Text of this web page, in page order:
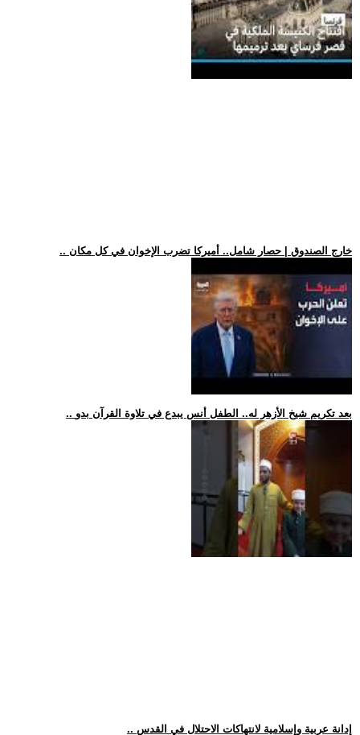
.. خارج الصندوق | حصار شامل.. أميركا تضرب الإخوان في كل مكان
.. بعد تكريم شيخ الأزهر له.. الطفل أنس يبدع في تلاوة القرآن بدو
.. إدانة عربية وإسلامية لانتهاكات الاحتلال في القدس